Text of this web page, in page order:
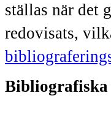
ställas när det
redovisats,
Bibliografiska